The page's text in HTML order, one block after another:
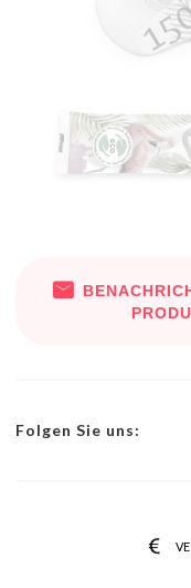
Folgen Sie uns: